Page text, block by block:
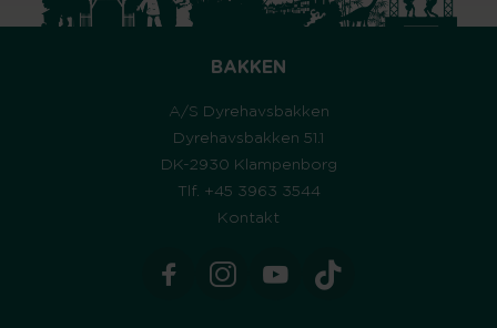
BAKKEN
A/S Dyrehavsbakken
Dyrehavsbakken 51.1
DK-2930 Klampenborg
Tlf. +45 3963 3544
Kontakt